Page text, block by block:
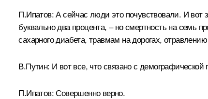
П.Ипатов: А сейчас люди это почувствовали. И вот
буквально два процента, – но смертность на семь
сахарного диабета, травмам на дорогах,
В.Путин: И вот все, что связано с
П.Ипатов: Совершенно верно.